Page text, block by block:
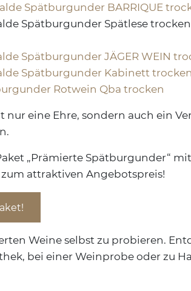
Spätburgunder BARRIQUE
Spätburgunder Spätlese
Spätburgunder JÄGER WEIN
Spätburgunder Kabinett trocken
Rotwein Qba trocken
eine Ehre, sondern auch ein
„Prämierte Spätburgunder“
attraktiven Angebotspreis!
Weine selbst zu probieren.
bei einer Weinprobe oder zu